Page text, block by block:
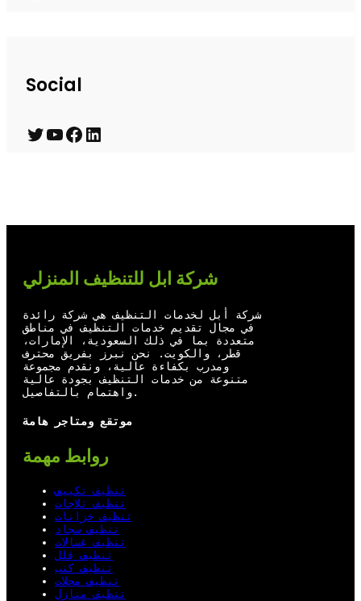
Social
T
t
e
Y
T
b
F
e
o
k
L
k
d
n
شركة ابل للتنظيف المنزلي
شركة أبل لخدمات التنظيف هي شركة رائدة
في مجال تقديم خدمات التنظيف في مناطق
متعددة بما في ذلك السعودية، الإمارات،
قطر، والكويت. نحن نبرز بفريق محترف
ومدرب بكفاءة عالية، ونقدم مجموعة
متنوعة من خدمات التنظيف بجودة عالية
واهتمام بالتفاصيل.
موتقع ومتاجر هامة
روابط مهمة
تنظيف تكييف
تنظيف ثلاجات
تنظيف خزانات
تنظيف سجاد
تنظيف غسالات
تنظيف فلل
تنظيف كنب
تنظيف محلات
تنظيف منازل